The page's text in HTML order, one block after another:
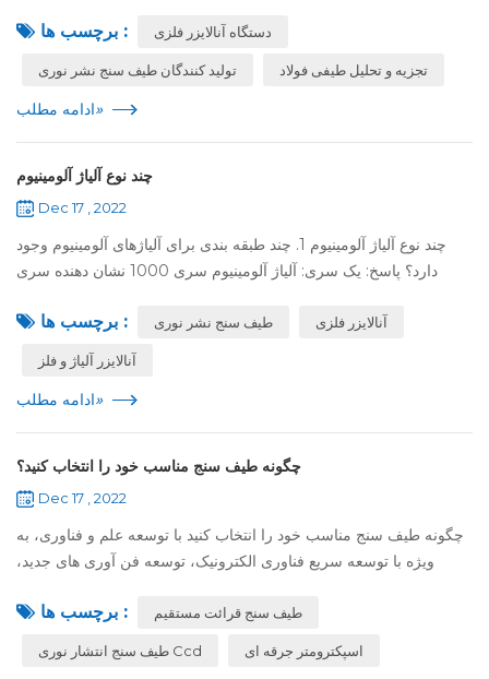
مرتبط مانند تهویه...برچسب ها : دستگاه آنالایزر فلزی
تولید کنندگان طیف سنج نشر نوری تجزیه و تحلیل طیفی فولاد
ادامه مطلب»
چند نوع آلیاژ آلومینیوم
Dec 17 , 2022
چند نوع آلیاژ آلومینیوم 1. چند طبقه بندی برای آلیاژهای آلومینیوم وجود
دارد؟ پاسخ: یک سری: آلیاژ آلومینیوم سری 1000 نشان دهنده سری
بین تمامی سر... برچسب ها : طیف سنج نشر نوری آنالایزر فلزی
آنالایزر آلیاژ و فلز
ادامه مطلب»
چگونه طیف سنج مناسب خود را انتخاب کنید؟
Dec 17 , 2022
چگونه طیف سنج مناسب خود را انتخاب کنید با توسعه علم و فناوری، به
ویژه با توسعه سریع فناوری الکترونیک، توسعه فن آوری های جدید،
نیازهای برنامه ... برچسب ها : طیف سنج قرائت مستقیم
طیف سنج انتشار نوری Ccd اسپکترومتر جرقه ای